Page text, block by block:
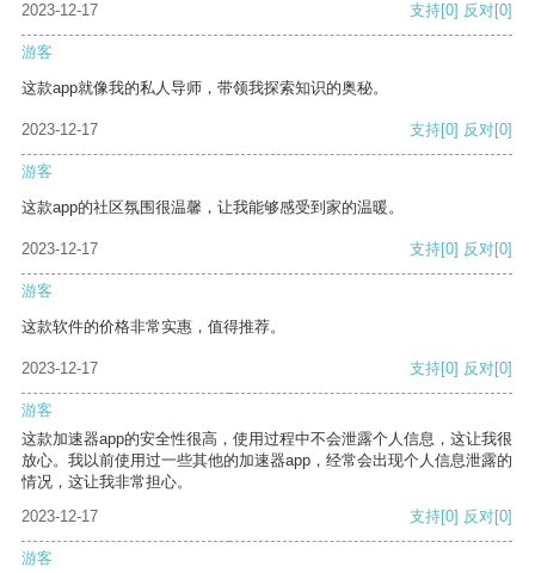
2023-12-17 支持[0] 反对[0]
游客
这款app就像我的私人导师，带领我探索知识的奥秘。
2023-12-17 支持[0] 反对[0]
游客
这款app的社区氛围很温馨，让我能够感受到家的温暖。
2023-12-17 支持[0] 反对[0]
游客
这款软件的价格非常实惠，值得推荐。
2023-12-17 支持[0] 反对[0]
游客
这款加速器app的安全性很高，使用过程中不会泄露个人信息，这让我很
放心。我以前使用过一些其他的加速器app，经常会出现个人信息泄露的
情况，这让我非常担心。
2023-12-17
支持[0] 反对[0]
游客